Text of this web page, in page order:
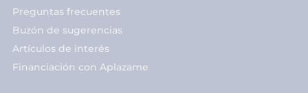
Preguntas frecuentes
Buzón de sugerencias
Artículos de interés
Financiación con Aplazame